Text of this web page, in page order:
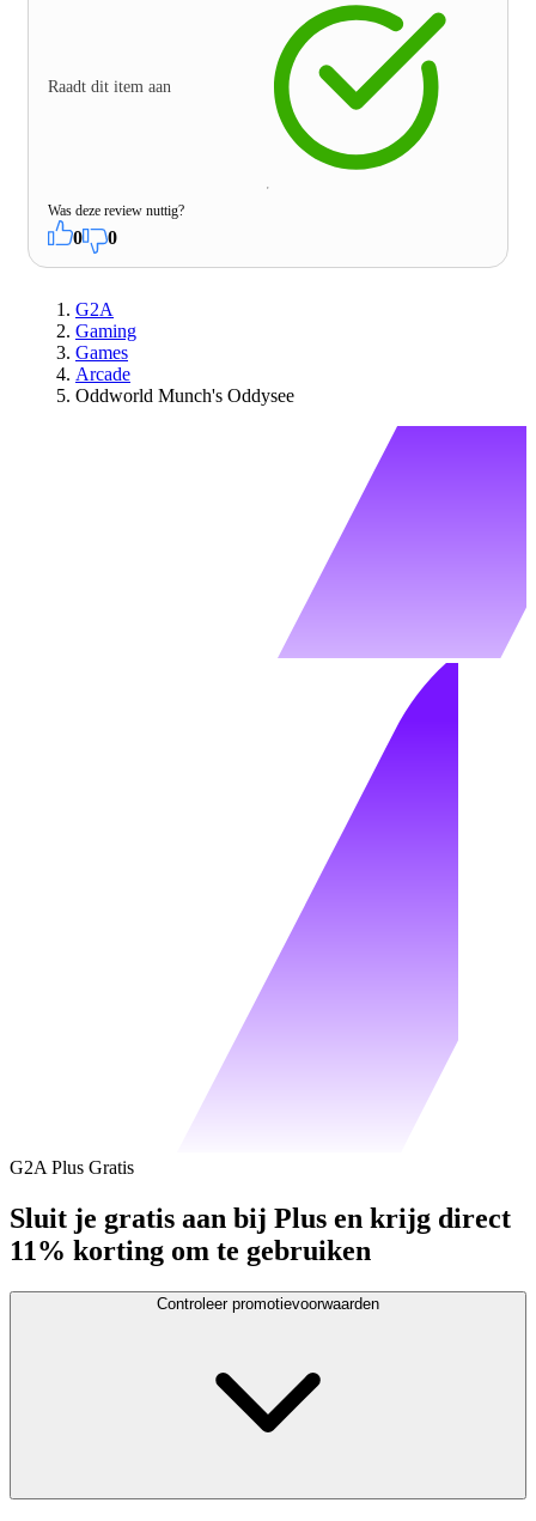
Raadt dit item aan
Was deze review nuttig?
0 0
G2A
Gaming
Games
Arcade
Oddworld Munch's Oddysee
G2A Plus Gratis
Sluit je gratis aan bij Plus en krijg direct
11% korting om te gebruiken
Controleer promotievoorwaarden